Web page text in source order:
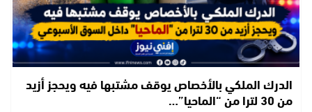
الدرك الملكي بالأخصاص يوقف مشتبها فيه ويحجز أزيد
من 30 لترا من “الماحيا”…